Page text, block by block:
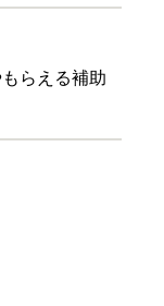
らえる補助